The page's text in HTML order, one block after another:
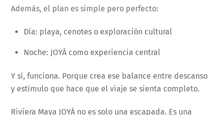
Además, el plan es simple pero perfecto:
Día: playa, cenotes o exploración cultural
Noche: JOYÀ como experiencia central
Y sí, funciona. Porque crea ese balance entre descanso
y estímulo que hace que el viaje se sienta completo.
Riviera Maya JOYÀ no es solo una escapada. Es una